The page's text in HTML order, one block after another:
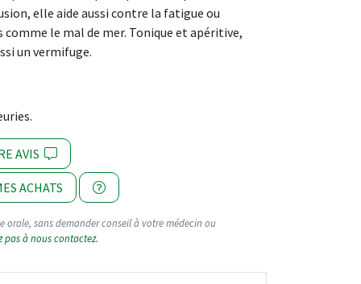
elle aide aussi contre la fatigue ou
le mal de mer. Tonique et apéritive,
un vermifuge.
AVIS
ACHATS
orale, sans demander conseil à votre médecin ou
pas à nous contactez.